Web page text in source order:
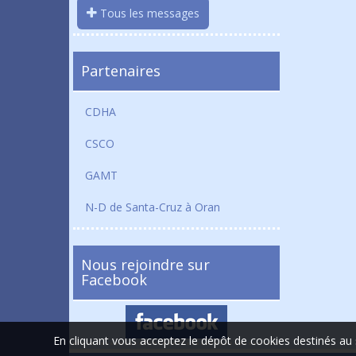
Tous les messages
Partenaires
CDHA
CSCO
GAMT
N-D de Santa-Cruz à Oran
Nous rejoindre sur
Facebook
En cliquant vous acceptez le dépôt de cookies destinés